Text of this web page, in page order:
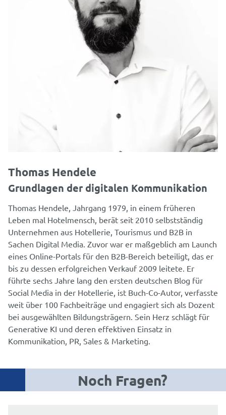
Thomas Hendele
Grundlagen der digitalen Kommunikation
Thomas Hendele, Jahrgang 1979, in einem früheren
Leben mal Hotelmensch, berät seit 2010 selbstständig
Unternehmen aus Hotellerie, Tourismus und B2B in
Sachen Digital Media. Zuvor war er maßgeblich am Launch
eines Online-Portals für den B2B-Bereich beteiligt, das er
bis zu dessen erfolgreichen Verkauf 2009 leitete. Er
führte sechs Jahre lang den ersten deutschen Blog für
Social Media in der Hotellerie, ist Buch-Co-Autor, verfasste
weit über 100 Fachbeiträge und engagiert sich als Dozent
bei ausgewählten Bildungsträgern. Sein Herz schlägt für
Generative KI und deren effektiven Einsatz in
Kommunikation, PR, Sales & Marketing.
Noch Fragen?